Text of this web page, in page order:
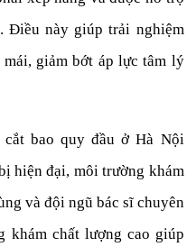
Điều này giúp trải nghiệm
giảm bớt áp lực tâm lý
bao quy đầu ở Hà Nội
hiện đại, môi trường khám
và đội ngũ bác sĩ chuyên
khám chất lượng cao giúp